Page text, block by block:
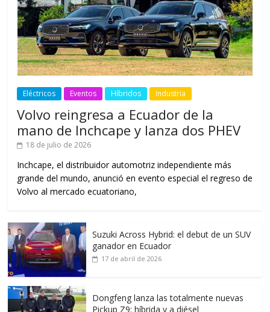
Eléctricos Eventos Híbridos Industria
Volvo reingresa a Ecuador de la
mano de Inchcape y lanza dos PHEV
18 de julio de 2026
Inchcape, el distribuidor automotriz independiente más
grande del mundo, anunció en evento especial el regreso de
Volvo al mercado ecuatoriano,
Suzuki Across Hybrid: el debut de un SUV
ganador en Ecuador
17 de abril de 2026
Dongfeng lanza las totalmente nuevas
Pickup Z9: híbrida y a diésel